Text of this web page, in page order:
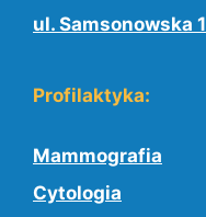
ul. Samsonowska 1
Profilaktyka:
Mammografia
Cytologia